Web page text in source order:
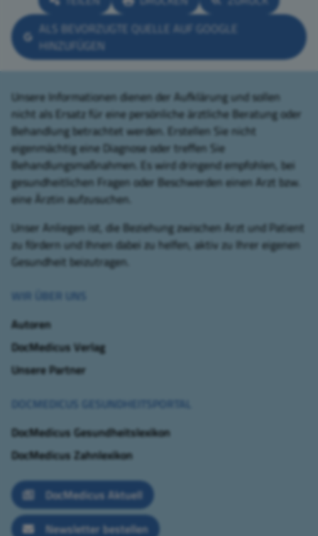
ALS BEVORZUGTE QUELLE AUF GOOGLE
HINZUFÜGEN
Unsere Informationen dienen der Aufklärung und sollen
nicht als Ersatz für eine persönliche ärztliche Beratung oder
Behandlung betrachtet werden. Erstellen Sie nicht
eigenmächtig eine Diagnose oder treffen Sie
Behandlungsmaßnahmen. Es wird dringend empfohlen, bei
gesundheitlichen Fragen oder Beschwerden einen Arzt bzw.
eine Ärztin aufzusuchen.
Unser Anliegen ist, die Beziehung zwischen Arzt und Patient
zu fördern und Ihnen dabei zu helfen, aktiv zu Ihrer eigenen
Gesundheit beizutragen.
WIR ÜBER UNS
Autoren
DocMedicus Verlag
Unsere Partner
DOCMEDICUS GESUNDHEITSPORTAL
DocMedicus Gesundheitslexikon
DocMedicus Zahnlexikon
DocMedicus Aktuell
Newsletter bestellen